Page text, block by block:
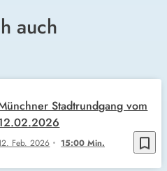
auch
bookmark_border
Feb. 2026 15:00 Min.
Stadtrundgang vom